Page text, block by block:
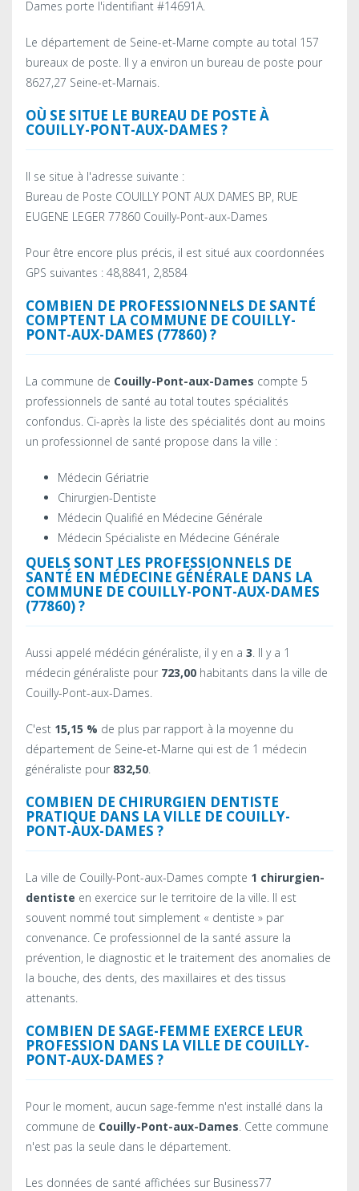
Dames porte l'identifiant #14691A.
Le département de Seine-et-Marne compte au total 157
bureaux de poste. Il y a environ un bureau de poste pour
8627,27 Seine-et-Marnais.
OÙ SE SITUE LE BUREAU DE POSTE À
COUILLY-PONT-AUX-DAMES ?
Il se situe à l'adresse suivante :
Bureau de Poste COUILLY PONT AUX DAMES BP, RUE
EUGENE LEGER 77860 Couilly-Pont-aux-Dames
Pour être encore plus précis, il est situé aux coordonnées
GPS suivantes : 48,8841, 2,8584
COMBIEN DE PROFESSIONNELS DE SANTÉ
COMPTENT LA COMMUNE DE COUILLY-
PONT-AUX-DAMES (77860) ?
La commune de Couilly-Pont-aux-Dames compte 5
professionnels de santé au total toutes spécialités
confondus. Ci-après la liste des spécialités dont au moins
un professionnel de santé propose dans la ville :
Médecin Gériatrie
Chirurgien-Dentiste
Médecin Qualifié en Médecine Générale
Médecin Spécialiste en Médecine Générale
QUELS SONT LES PROFESSIONNELS DE
SANTÉ EN MÉDECINE GÉNÉRALE DANS LA
COMMUNE DE COUILLY-PONT-AUX-DAMES
(77860) ?
Aussi appelé médécin généraliste, il y en a 3. Il y a 1
médecin généraliste pour 723,00 habitants dans la ville de
Couilly-Pont-aux-Dames.
C'est 15,15 % de plus par rapport à la moyenne du
département de Seine-et-Marne qui est de 1 médecin
généraliste pour 832,50.
COMBIEN DE CHIRURGIEN DENTISTE
PRATIQUE DANS LA VILLE DE COUILLY-
PONT-AUX-DAMES ?
La ville de Couilly-Pont-aux-Dames compte 1 chirurgien-
dentiste en exercice sur le territoire de la ville. Il est
souvent nommé tout simplement « dentiste » par
convenance. Ce professionnel de la santé assure la
prévention, le diagnostic et le traitement des anomalies de
la bouche, des dents, des maxillaires et des tissus
attenants.
COMBIEN DE SAGE-FEMME EXERCE LEUR
PROFESSION DANS LA VILLE DE COUILLY-
PONT-AUX-DAMES ?
Pour le moment, aucun sage-femme n'est installé dans la
commune de Couilly-Pont-aux-Dames. Cette commune
n'est pas la seule dans le département.
Les données de santé affichées sur Business77